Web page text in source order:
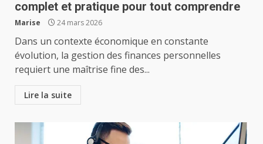
complet et pratique pour tout comprendre
Marise 24 mars 2026
Dans un contexte économique en constante
évolution, la gestion des finances personnelles
requiert une maîtrise fine des...
Lire la suite